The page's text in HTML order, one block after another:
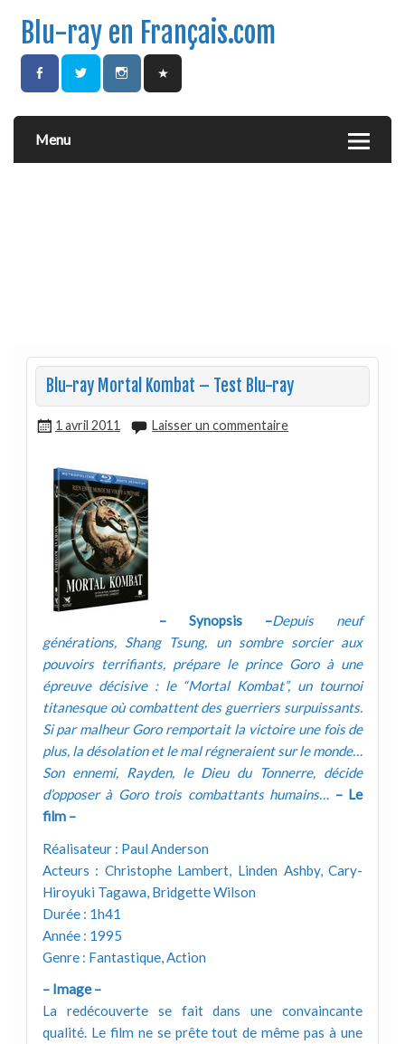
Blu-ray en Français.com
Menu
Blu-ray Mortal Kombat – Test Blu-ray
1 avril 2011 Laisser un commentaire
– Synopsis –Depuis neuf
générations, Shang Tsung, un sombre sorcier aux
pouvoirs terrifiants, prépare le prince Goro à une
épreuve décisive : le “Mortal Kombat”, un tournoi
titanesque où combattent des guerriers surpuissants.
Si par malheur Goro remportait la victoire une fois de
plus, la désolation et le mal régneraient sur le monde…
Son ennemi, Rayden, le Dieu du Tonnerre, décide
d’opposer à Goro trois combattants humains… – Le
film –
Réalisateur : Paul Anderson
Acteurs : Christophe Lambert, Linden Ashby, Cary-
Hiroyuki Tagawa, Bridgette Wilson
Durée : 1h41
Année : 1995
Genre : Fantastique, Action
– Image –
La redécouverte se fait dans une convaincante
qualité. Le film ne se prête tout de même pas à une